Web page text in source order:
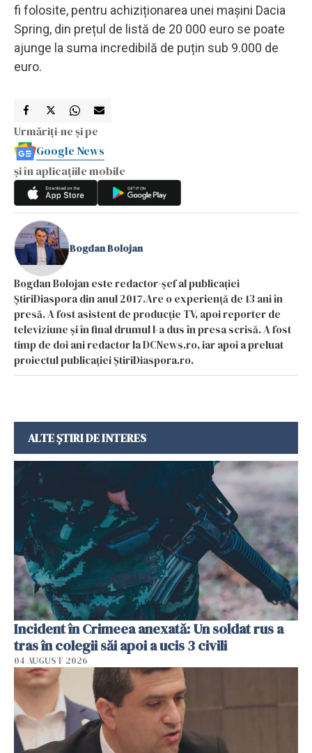
fi folosite, pentru achiziționarea unei mașini Dacia
Spring, din prețul de listă de 20 000 euro se poate
ajunge la suma incredibilă de puțin sub 9.000 de
euro.
Urmăriți-ne și pe
Google News
și în aplicațiile mobile
Bogdan Bolojan
Bogdan Bolojan este redactor-șef al publicației
ȘtiriDiaspora din anul 2017.Are o experiență de 13 ani în
presă. A fost asistent de producție TV, apoi reporter de
televiziune și în final drumul l-a dus în presa scrisă. A fost
timp de doi ani redactor la DCNews.ro, iar apoi a preluat
proiectul publicației ȘtiriDiaspora.ro.
ALTE ȘTIRI DE INTERES
Incident în Crimeea anexată: Un soldat rus a
tras în colegii săi apoi a ucis 3 civili
04 AUGUST 2026